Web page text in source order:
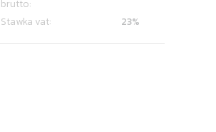
brutto:
Stawka vat: 23%